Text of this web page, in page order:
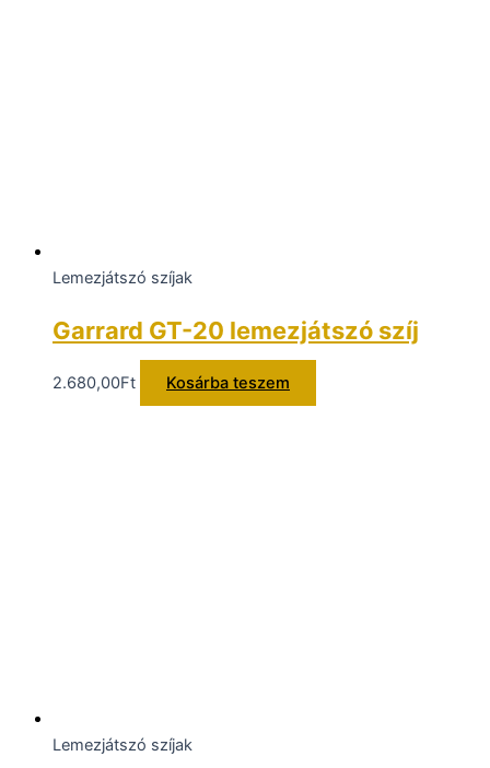
Lemezjátszó szíjak
Garrard GT-20 lemezjátszó szíj
2.680,00Ft Kosárba teszem
Lemezjátszó szíjak